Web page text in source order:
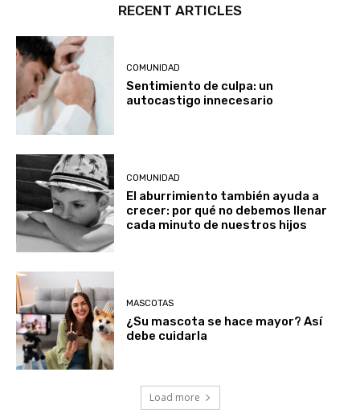
RECENT ARTICLES
COMUNIDAD
Sentimiento de culpa: un
autocastigo innecesario
COMUNIDAD
El aburrimiento también ayuda a
crecer: por qué no debemos llenar
cada minuto de nuestros hijos
MASCOTAS
¿Su mascota se hace mayor? Así
debe cuidarla
Load more